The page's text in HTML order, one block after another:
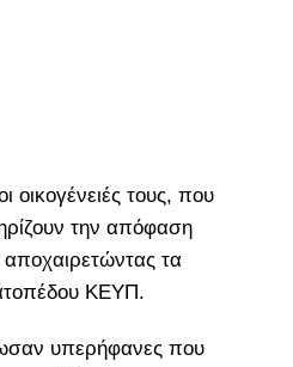
οικογένειές τους, που
την απόφαση
τα
ΚΕΥΠ.
υπερήφανες που